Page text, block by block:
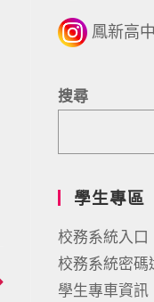
鳳新高
搜尋
學生專區
校務系統入口
校務系統密碼
學生專車資訊